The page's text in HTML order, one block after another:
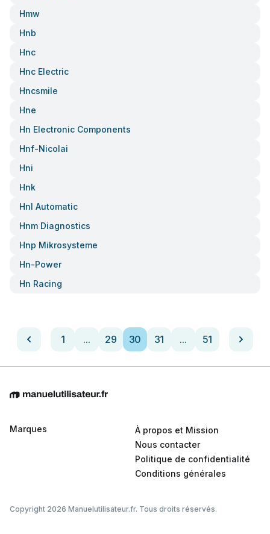
Hmw
Hnb
Hnc
Hnc Electric
Hncsmile
Hne
Hn Electronic Components
Hnf-Nicolai
Hni
Hnk
Hnl Automatic
Hnm Diagnostics
Hnp Mikrosysteme
Hn-Power
Hn Racing
1 ... 29 30 31 ... 51
Marques
À propos et Mission
Nous contacter
Politique de confidentialité
Conditions générales
Copyright 2026 Manuelutilisateur.fr. Tous droits réservés.